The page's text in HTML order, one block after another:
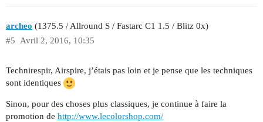
archeo (1375.5 / Allround S / Fastarc C1 1.5 / Blitz 0x)
Avril 2, 2016, 10:35
#5
Technirespir, Airspire, j’étais pas loin et je pense que les techniques
sont identiques
Sinon, pour des choses plus classiques, je continue à faire la
promotion de http://www.lecolorshop.com/